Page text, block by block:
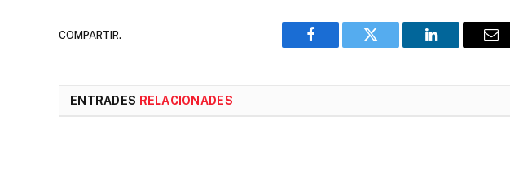
COMPARTIR.
Facebook Twitter LinkedIn
ENTRADES RELACIONADES